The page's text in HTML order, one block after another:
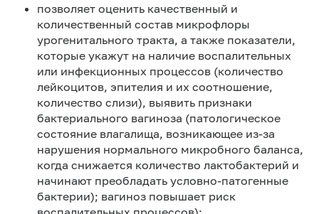
позволяет оценить качественный и
количественный состав микрофлоры
урогенитального тракта, а также показатели,
которые укажут на наличие воспалительных
или инфекционных процессов (количество
лейкоцитов, эпителия и их соотношение,
количество слизи), выявить признаки
бактериального вагиноза (патологическое
состояние влагалища, возникающее из-за
нарушения нормального микробного баланса,
когда снижается количество лактобактерий и
начинают преобладать условно-патогенные
бактерии); вагиноз повышает риск